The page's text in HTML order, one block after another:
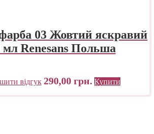
03 Жовтий яскравий
мл Renesans Польша
відгук 290,00 грн. Купити